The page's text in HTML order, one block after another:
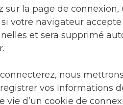
sur la page de
votre navigateur
et sera supprimé
nous
vos informations
vie d’un cookie de